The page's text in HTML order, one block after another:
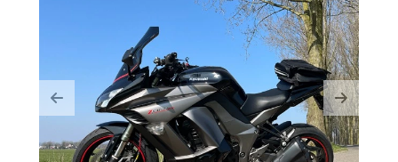
Previous Next